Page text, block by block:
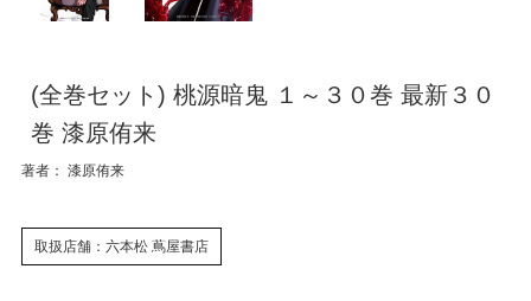
(全巻セット) 桃源暗鬼 １～３０巻 最新３０
巻 漆原侑来
著者： 漆原侑来
取扱店舗：六本松 蔦屋書店